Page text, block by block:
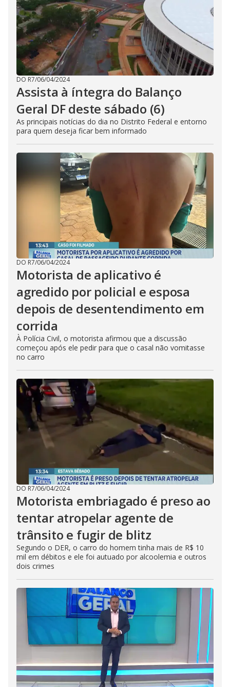
DO R7/06/04/2024
Assista à íntegra do Balanço
Geral DF deste sábado (6)
As principais notícias do dia no Distrito Federal e entorno
para quem deseja ficar bem informado
DO R7/06/04/2024
Motorista de aplicativo é
agredido por policial e esposa
depois de desentendimento em
corrida
À Polícia Civil, o motorista afirmou que a discussão
começou após ele pedir para que o casal não vomitasse
no carro
DO R7/06/04/2024
Motorista embriagado é preso ao
tentar atropelar agente de
trânsito e fugir de blitz
Segundo o DER, o carro do homem tinha mais de R$ 10
mil em débitos e ele foi autuado por alcoolemia e outros
dois crimes